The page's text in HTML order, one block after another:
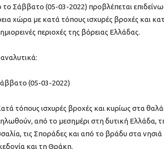
το Σάββατο (05-03-2022) προβλέπεται
χώρα με κατά τόπους ισχυρές βροχές και
περιοχές της βόρειας Ελλάδας.
(05-03-2022)
τόπους ισχυρές βροχές και κυρίως στα
από το μεσημέρι στη δυτική Ελλάδα,
τις Σποράδες και από το βράδυ στα
και τη Θράκη.